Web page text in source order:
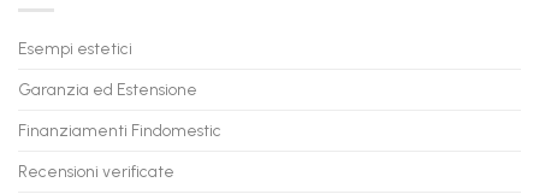
anche
a
in
con
Esempi estetici
Garanzia ed Estensione
Finanziamenti Findomestic
Recensioni verificate